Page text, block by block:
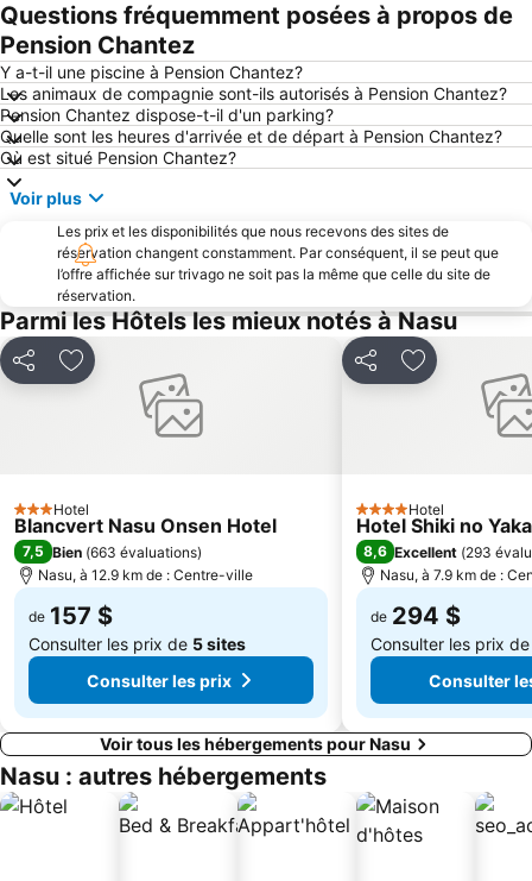
Questions fréquemment posées à propos de
Pension Chantez
Y a-t-il une piscine à Pension Chantez?
Les animaux de compagnie sont-ils autorisés à Pension Chantez?
Pension Chantez dispose-t-il d'un parking?
Quelle sont les heures d'arrivée et de départ à Pension Chantez?
Où est situé Pension Chantez?
Voir plus
Les prix et les disponibilités que nous recevons des sites de
réservation changent constamment. Par conséquent, il se peut que
l’offre affichée sur trivago ne soit pas la même que celle du site de
réservation.
Parmi les Hôtels les mieux notés à Nasu
PartagerAjouter à mes favoris
3 Étoiles
Hotel
Blancvert Nasu Onsen Hotel
7,5 Bien (663 évaluations)
Nasu, à 12.9 km de : Centre-ville
de 157 $
Consulter les prix de 5 sites
Consulter les prix
PartagerAjouter à
4 ÉtoilesHotel
Hotel Shiki no
8,6 Excellent (293
Nasu, à 7.9 km de :
de 294 $
Consulter les prix
Consulter
Voir tous les hébergements pour Nasu
Nasu : autres hébergements